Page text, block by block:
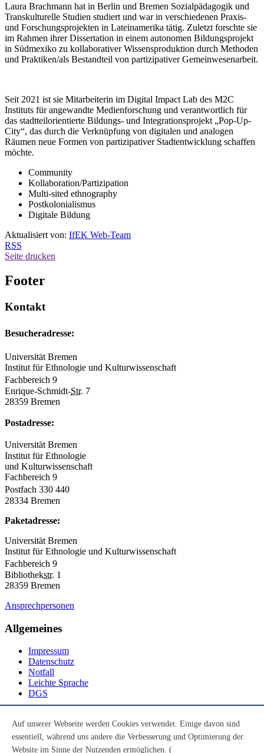
Laura Brachmann hat in Berlin und Bremen Sozialpädagogik und
Transkulturelle Studien studiert und war in verschiedenen Praxis-
und Forschungsprojekten in Lateinamerika tätig. Zuletzt forschte sie
im Rahmen ihrer Dissertation in einem autonomen Bildungsprojekt
in Südmexiko zu kollaborativer Wissensproduktion durch Methoden
und Praktiken/als Bestandteil von partizipativer Gemeinwesenarbeit.
Seit 2021 ist sie Mitarbeiterin im Digital Impact Lab des M2C
Instituts für angewandte Medienforschung und verantwortlich für
das stadtteilorientierte Bildungs- und Integrationsprojekt „Pop-Up-
City“, das durch die Verknüpfung von digitalen und analogen
Räumen neue Formen von partizipativer Stadtentwicklung schaffen
möchte.
Community
Kollaboration/Partizipation
Multi-sited ethnography
Postkolonialismus
Digitale Bildung
Aktualisiert von: IfEK Web-Team
RSS
Seite drucken
Footer
Kontakt
Besucheradresse:
Universität Bremen
Institut für Ethnologie und Kulturwissenschaft
Fachbereich 9
Enrique-Schmidt-Str. 7
28359 Bremen
Postadresse:
Universität Bremen
Institut für Ethnologie
und Kulturwissenschaft
Fachbereich 9
Postfach 330 440
28334 Bremen
Paketadresse:
Universität Bremen
Institut für Ethnologie und Kulturwissenschaft
Fachbereich 9
Bibliothekstr. 1
28359 Bremen
Ansprechpersonen
Allgemeines
Impressum
Datenschutz
Notfall
Leichte Sprache
DGS
Youtube
Instagram
Auf unserer Webseite werden Cookies verwendet. Einige davon sind
essentiell, während uns andere die Verbesserung und Optimierung der
Website im Sinne der Nutzenden ermöglichen. (